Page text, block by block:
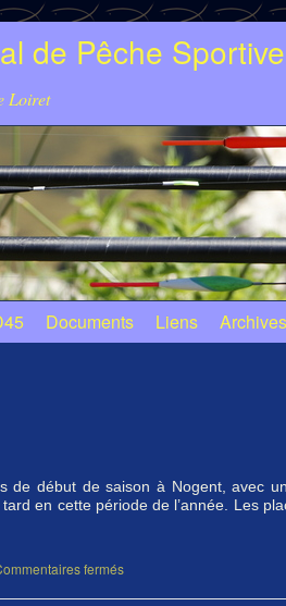
de Pêche
Loiret
Documents Liens Archives
de début de saison à Nogent, avec
en cette période de l’année. Les
fermés